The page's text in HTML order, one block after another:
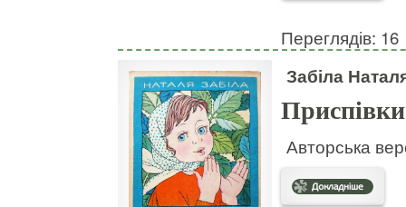
Переглядів: 16
Забіла
Приспівки
Авторська